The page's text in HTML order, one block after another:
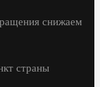
снижаем
страны